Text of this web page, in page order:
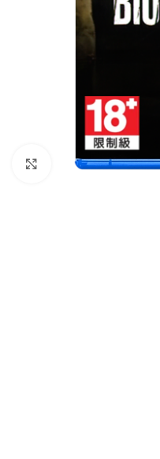
Nhấp để phóng to